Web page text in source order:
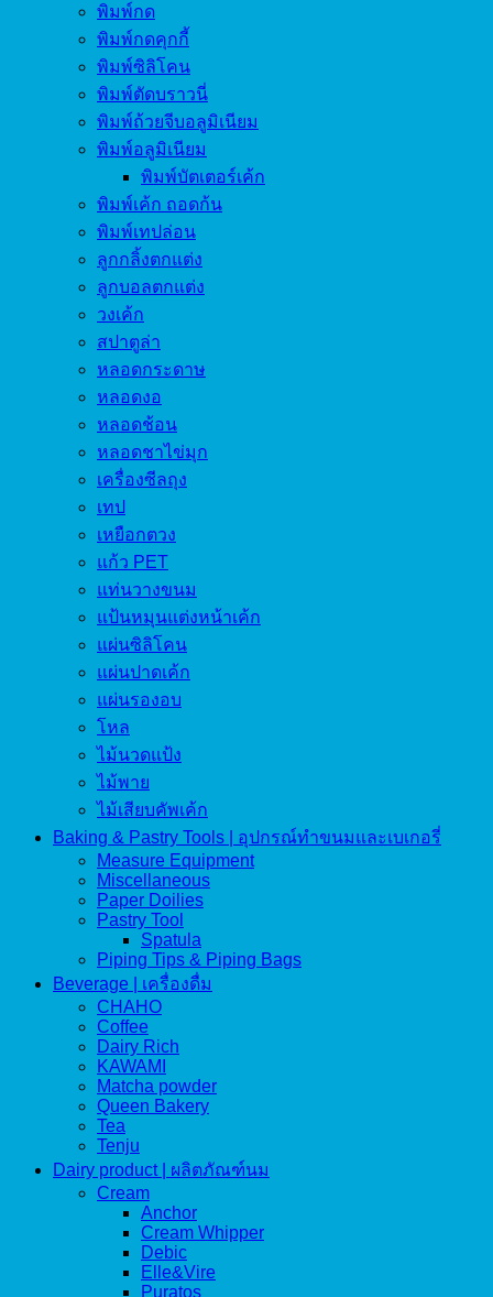
พิมพ์กด
พิมพ์กดคุกกี้
พิมพ์ซิลิโคน
พิมพ์ตัดบราวนี่
พิมพ์ถ้วยจีบอลูมิเนียม
พิมพ์อลูมิเนียม
พิมพ์บัตเตอร์เค้ก
พิมพ์เค้ก ถอดก้น
พิมพ์เทปล่อน
ลูกกลิ้งตกแต่ง
ลูกบอลตกแต่ง
วงเค้ก
สปาตูล่า
หลอดกระดาษ
หลอดงอ
หลอดช้อน
หลอดชาไข่มุก
เครื่องซีลถุง
เทป
เหยือกตวง
แก้ว PET
แท่นวางขนม
แป้นหมุนแต่งหน้าเค้ก
แผ่นซิลิโคน
แผ่นปาดเค้ก
แผ่นรองอบ
โหล
ไม้นวดแป้ง
ไม้พาย
ไม้เสียบคัพเค้ก
Baking & Pastry Tools | อุปกรณ์ทำขนมและเบเกอรี่
Measure Equipment
Miscellaneous
Paper Doilies
Pastry Tool
Spatula
Piping Tips & Piping Bags
Beverage | เครื่องดื่ม
CHAHO
Coffee
Dairy Rich
KAWAMI
Matcha powder
Queen Bakery
Tea
Tenju
Dairy product | ผลิตภัณฑ์นม
Cream
Anchor
Cream Whipper
Debic
Elle&Vire
Puratos